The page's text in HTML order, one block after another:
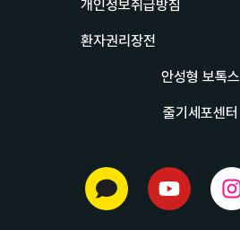
개인정보취급방침
환자권리장전
안성형 보톡스
줄기세포센터